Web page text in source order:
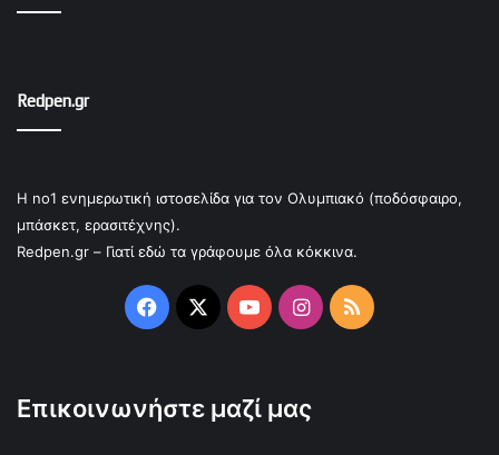
Redpen.gr
Η no1 ενημερωτική ιστοσελίδα για τον Ολυμπιακό (ποδόσφαιρο,
μπάσκετ, ερασιτέχνης).
Redpen.gr – Γιατί εδώ τα γράφουμε όλα κόκκινα.
Facebook
X YouTubeInstagram
RSS
Επικοινωνήστε μαζί μας